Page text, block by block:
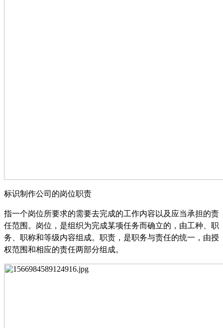
标识制作公司的岗位职责
指一个岗位所要求的需要去完成的工作内容以及应当承担的责
任范围。岗位，是组织为完成某项任务而确立的，由工种、职
务、职称和等级内容组成。职责，是职务与责任的统一，由授
权范围和相应的责任两部分组成。